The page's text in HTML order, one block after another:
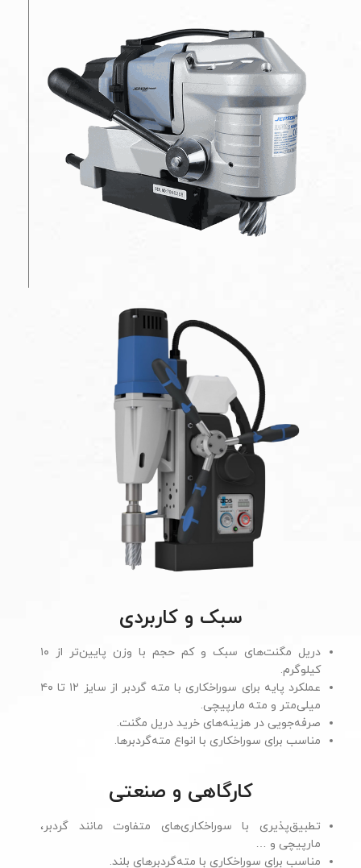
سبک و کاربردی
دریل مگنت‌های سبک و کم حجم با وزن پایین‌تر از ۱۰
کیلوگرم.
عملکرد پایه برای سوراخکاری با مته گردبر از سایز ۱۲ تا ۴۰
میلی‌متر و مته مارپیچی.
صرفه‌جویی در هزینه‌های خرید دریل مگنت.
مناسب برای سوراخکاری با انواع مته‌گردبرها.
کارگاهی و صنعتی
تطبیق‌پذیری با سوراخکاری‌های متفاوت مانند گردبر،
مارپیچی و …
مناسب برای سوراخکاری با مته‌گردبرهای بلند.